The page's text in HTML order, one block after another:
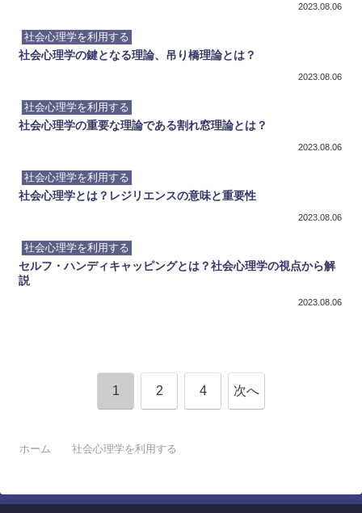
2023.08.06
社会心理学を利用する
社会心理学の鍵となる理論、吊り橋理論とは？
2023.08.06
社会心理学を利用する
社会心理学の重要な理論である割れ窓理論とは？
2023.08.06
社会心理学を利用する
社会心理学とは？レジリエンスの意味と重要性
2023.08.06
社会心理学を利用する
セルフ・ハンディキャッピングとは？社会心理学の視点から解
説
2023.08.06
1 2 4 次へ
ホーム 社会心理学を利用する